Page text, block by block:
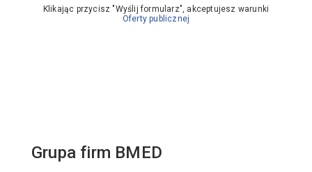
Klikając przycisz "Wyślij formularz", akceptujesz warunki
Oferty publicznej
Grupa firm BMED